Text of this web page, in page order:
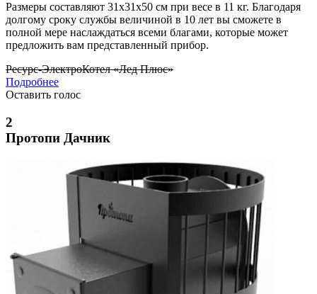
Размеры составляют 31х31х50 см при весе в 11 кг. Благодаря
долгому сроку службы величиной в 10 лет вы сможете в
полной мере наслаждаться всеми благами, которые может
предложить вам представленный прибор.
Ресурс-ЭлектроКотел «Лед Плюс»
Подробнее
Оставить голос
2
Протопи Дачник